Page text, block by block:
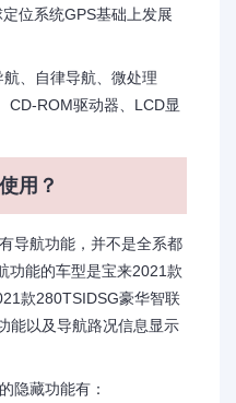
位系统GPS基础上发展
、自律导航、微处理
CD-ROM驱动器、LCD显
用？
航功能，并不是全系都
功能的车型是宝来2021款
款280TSIDSG豪华智联
能以及导航路况信息显示
藏功能有：